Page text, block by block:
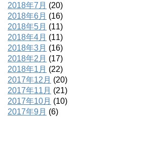
2018年7月 (20)
2018年6月 (16)
2018年5月 (11)
2018年4月 (11)
2018年3月 (16)
2018年2月 (17)
2018年1月 (22)
2017年12月 (20)
2017年11月 (21)
2017年10月 (10)
2017年9月 (6)